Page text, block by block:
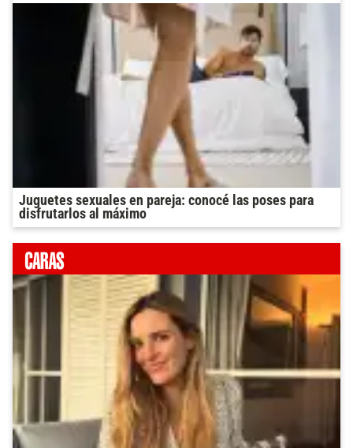
Juguetes sexuales en pareja: conocé las poses para
disfrutarlos al máximo